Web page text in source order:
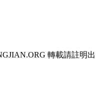
轉載請註明出